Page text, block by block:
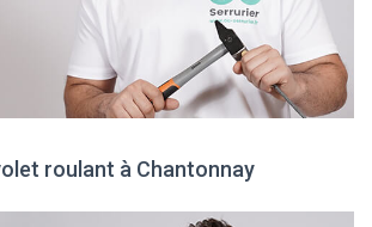
roulant à Chantonnay